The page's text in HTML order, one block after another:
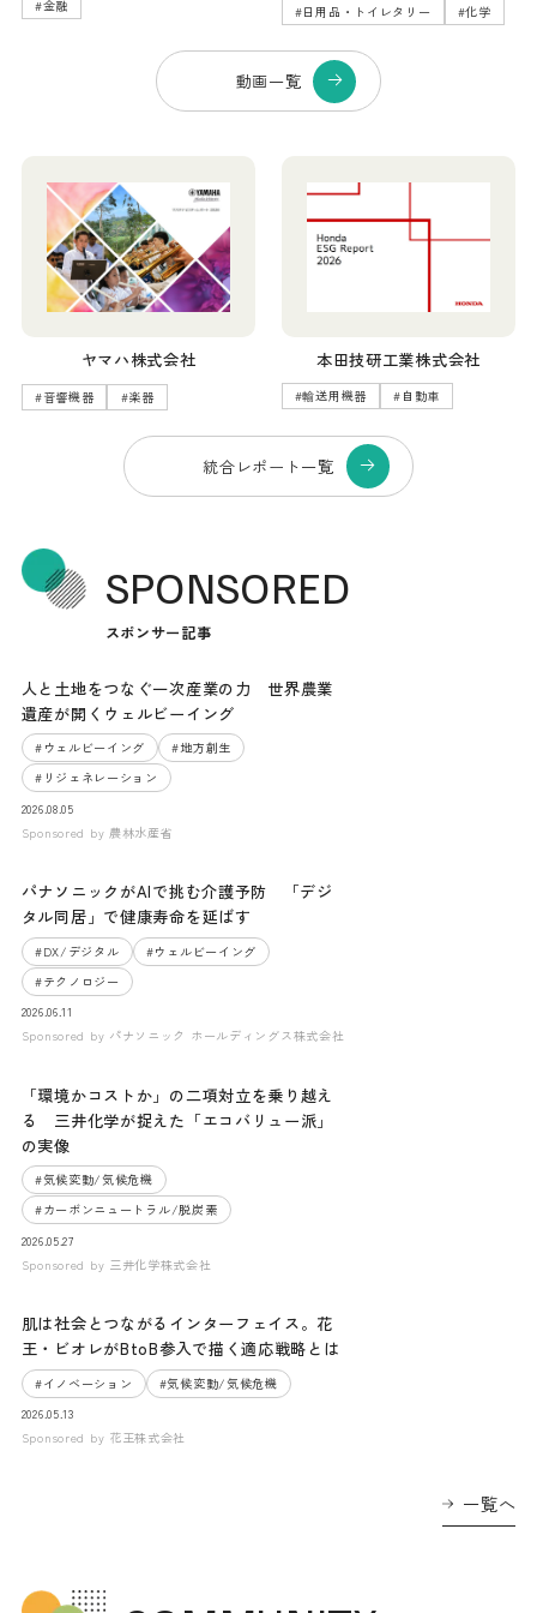
#金融 #日用品・トイレタリー #化学
動画一覧
ヤマハ株式会社
#音響機器 #楽器
本田技研工業株式会社
#輸送用機器 # 自動車
統合レポート一覧
SPONSORED
スポンサー記事
人と土地をつなぐ一次産業の力 世界農業
遺産が開くウェルビーイング
2026.08.05
Sponsored by 農林水産省
# ウェルビーイング #地方創生
# リジェネレーション
パナソニックがAIで挑む介護予防 「デジ
タル同居」で健康寿命を延ばす
2026.06.11
Sponsored by パナソニック ホールディングス株式会社
#DX/デジタル #ウェルビーイング
#テクノロジー
「環境かコストか」の二項対立を乗り越え
る 三井化学が捉えた「エコバリュー派」
の実像
2026.05.27
Sponsored by 三井化学株式会社
#気候変動/気候危機
#カーボンニュートラル/脱炭素
肌は社会とつながるインターフェイス。花
王・ビオレがBtoB参入で描く適応戦略とは
2026.05.13
Sponsored by 花王株式会社
#イノベーション #気候変動/気候危機
一覧へ